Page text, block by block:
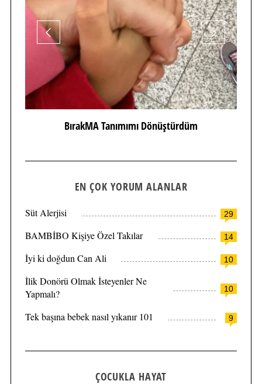
BırakMA Tanımımı Dönüştürdüm
EN ÇOK YORUM ALANLAR
29
Süt Alerjisi
14
BAMBİBO Kişiye Özel Takılar
10
İyi ki doğdun Can Ali
10
İlik Donörü Olmak İsteyenler Ne
Yapmalı?
9
Tek başına bebek nasıl yıkanır 101
ÇOCUKLA HAYAT